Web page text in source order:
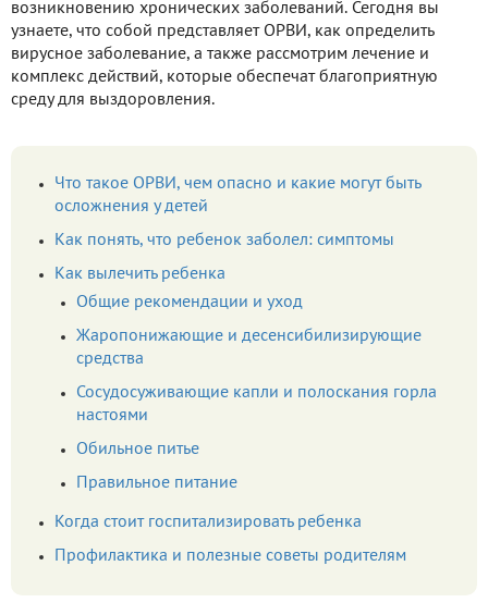
возникновению хронических заболеваний. Сегодня вы
узнаете, что собой представляет ОРВИ, как определить
вирусное заболевание, а также рассмотрим лечение и
комплекс действий, которые обеспечат благоприятную
среду для выздоровления.
Что такое ОРВИ, чем опасно и какие могут быть
осложнения у детей
Как понять, что ребенок заболел: симптомы
Как вылечить ребенка
Общие рекомендации и уход
Жаропонижающие и десенсибилизирующие
средства
Сосудосуживающие капли и полоскания горла
настоями
Обильное питье
Правильное питание
Когда стоит госпитализировать ребенка
Профилактика и полезные советы родителям